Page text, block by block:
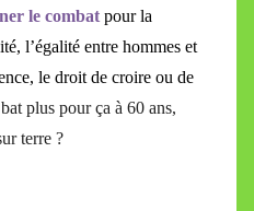
le combat pour la
l’égalité entre hommes et
le droit de croire ou de
plus pour ça à 60 ans,
terre ?